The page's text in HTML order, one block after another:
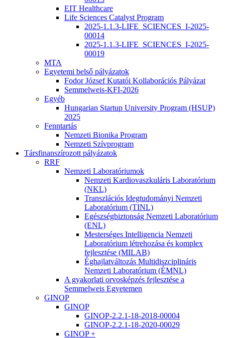
EIT Healthcare
Life Sciences Catalyst Program
2025-1.1.3-LIFE_SCIENCES_I-2025-
00014
2025-1.1.3-LIFE_SCIENCES_I-2025-
00019
MTA
Egyetemi belső pályázatok
Fodor József Kutatói Kollaborációs Pályázat
Semmelweis-KFI-2026
Egyéb
Hungarian Startup University Program (HSUP)
2025
Fenntartás
Nemzeti Bionika Program
Nemzeti Szívprogram
Társfinanszírozott pályázatok
RRF
Nemzeti Laboratóriumok
Nemzeti Kardiovaszkuláris Laboratórium
(NKL)
Transzlációs Idegtudományi Nemzeti
Laboratórium (TINL)
Egészségbiztonság Nemzeti Laboratórium
(ENL)
Mesterséges Intelligencia Nemzeti
Laboratórium létrehozása és komplex
fejlesztése (MILAB)
Éghajlatváltozás Multidiszciplináris
Nemzeti Laboratórium (ÉMNL)
A gyakorlati orvosképzés fejlesztése a
Semmelweis Egyetemen
GINOP
GINOP
GINOP-2.2.1-18-2018-00004
GINOP-2.2.1-18-2020-00029
GINOP +